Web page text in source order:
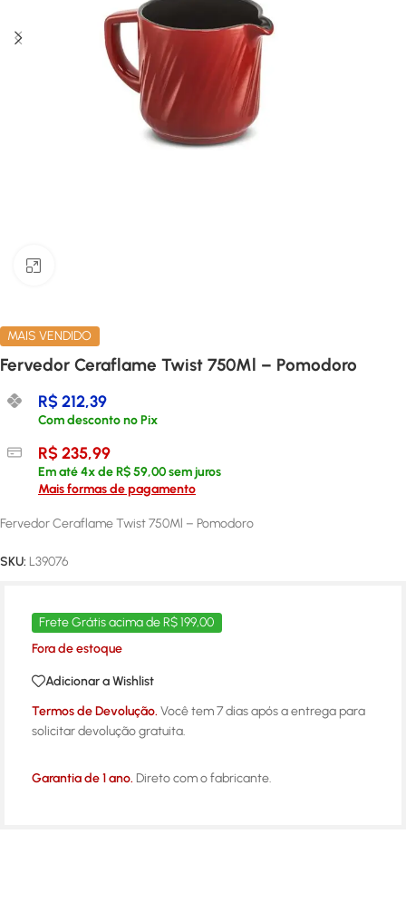
MAIS VENDIDO
Fervedor Ceraflame Twist 750Ml – Pomodoro
R$212,39
Com desconto no Pix
R$235,99
Em até4x deR$59,00sem juros
Mais formas de pagamento
Fervedor Ceraflame Twist 750Ml – Pomodoro
SKU: L39076
Frete Grátis acima de R$ 199,00
Fora de estoque
Adicionar a Wishlist
Termos de Devolução. Você tem 7 dias após a entrega para
solicitar devolução gratuita.
Garantia de 1 ano. Direto com o fabricante.